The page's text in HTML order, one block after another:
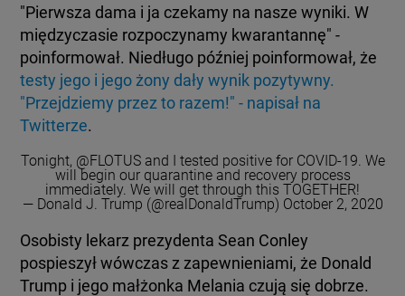
"Pierwsza dama i ja czekamy na nasze wyniki. W
międzyczasie rozpoczynamy kwarantannę" -
poinformował. Niedługo później poinformował, że
testy jego i jego żony dały wynik pozytywny.
"Przejdziemy przez to razem!" - napisał na
Twitterze.
Tonight, @FLOTUSand I tested positive for COVID-19. We
will begin our quarantine and recovery process
immediately. We will get through this TOGETHER!
— Donald J. Trump (@realDonaldTrump) October 2, 2020
Osobisty lekarz prezydenta Sean Conley
pospieszył wówczas z zapewnieniami, że Donald
Trump i jego małżonka Melania czują się dobrze.